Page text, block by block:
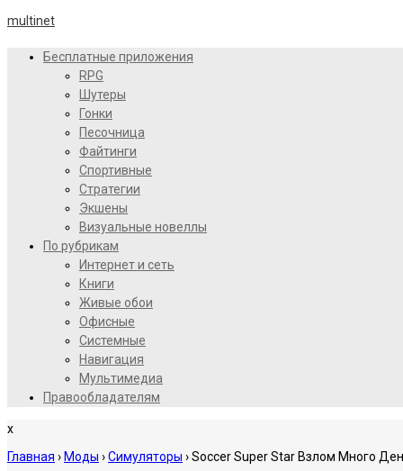
multinet
Бесплатные приложения
RPG
Шутеры
Гонки
Песочница
Файтинги
Спортивные
Стратегии
Экшены
Визуальные новеллы
По рубрикам
Интернет и сеть
Книги
Живые обои
Офисные
Системные
Навигация
Мультимедиа
Правообладателям
x
Главная › Моды ›Симуляторы ›Soccer Super Star Взлом Много